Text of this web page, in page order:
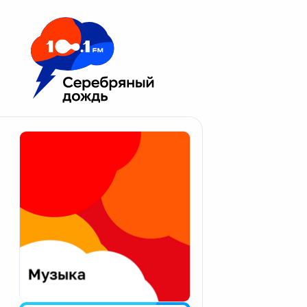
Москва 100.1 FM
Апатиты
Екатеринбург
Калининград
Калуга